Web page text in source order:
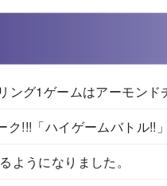
ング1ゲームはアーモンド
ク!!!「ハイゲームバトル!!」
ようになりました。